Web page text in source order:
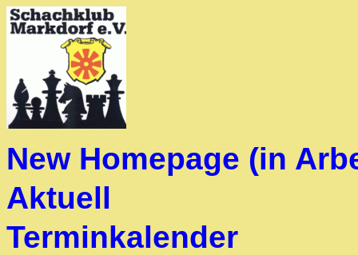
New Homepage (in
Aktuell
Terminkalender